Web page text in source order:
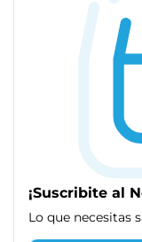
¡Suscribite al
Lo que necesitas